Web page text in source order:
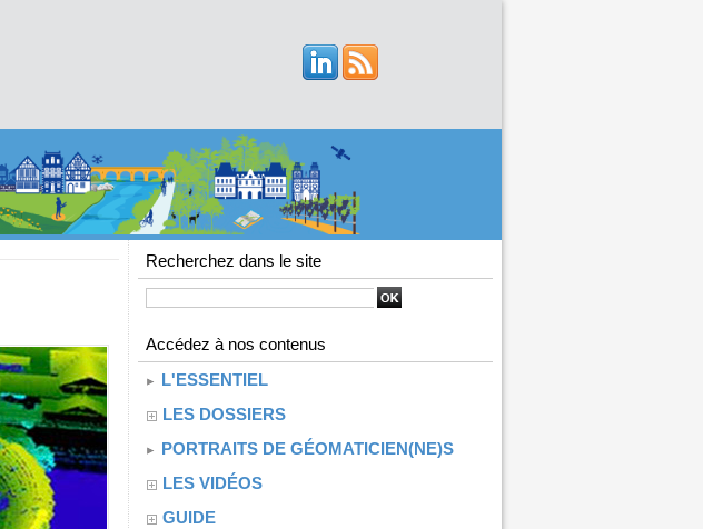
Recherchez dans le site
Accédez à nos contenus
L'ESSENTIEL
LES DOSSIERS
PORTRAITS DE GÉOMATICIEN(NE)S
LES VIDÉOS
GUIDE